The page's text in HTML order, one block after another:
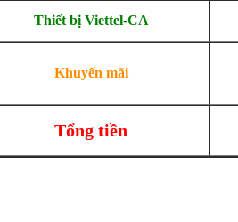
Thiết bị Viettel-CA
Khuyến mãi
Tổng tiền